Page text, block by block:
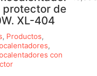
protector de
XL-404
, Productos,
,
con